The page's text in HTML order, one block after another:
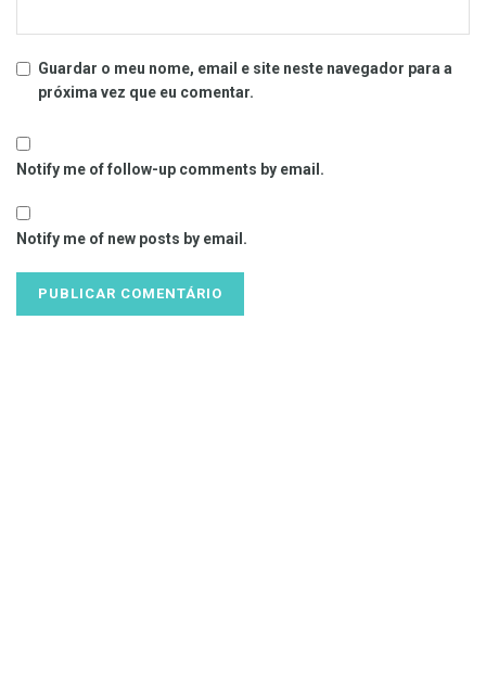
Guardar o meu nome, email e site neste navegador para a
próxima vez que eu comentar.
Notify me of follow-up comments by email.
Notify me of new posts by email.